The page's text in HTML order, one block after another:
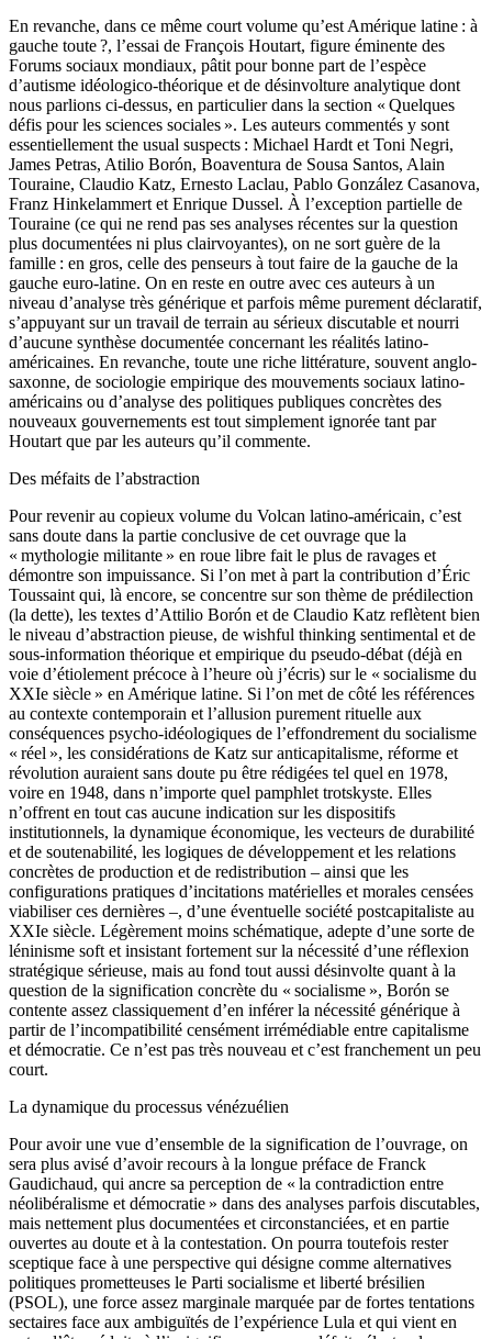
En revanche, dans ce même court volume qu’est Amérique latine : à
gauche toute ?, l’essai de François Houtart, figure éminente des
Forums sociaux mondiaux, pâtit pour bonne part de l’espèce
d’autisme idéologico-théorique et de désinvolture analytique dont
nous parlions ci-dessus, en particulier dans la section « Quelques
défis pour les sciences sociales ». Les auteurs commentés y sont
essentiellement the usual suspects : Michael Hardt et Toni Negri,
James Petras, Atilio Borón, Boaventura de Sousa Santos, Alain
Touraine, Claudio Katz, Ernesto Laclau, Pablo González Casanova,
Franz Hinkelammert et Enrique Dussel. À l’exception partielle de
Touraine (ce qui ne rend pas ses analyses récentes sur la question
plus documentées ni plus clairvoyantes), on ne sort guère de la
famille : en gros, celle des penseurs à tout faire de la gauche de la
gauche euro-latine. On en reste en outre avec ces auteurs à un
niveau d’analyse très générique et parfois même purement déclaratif,
s’appuyant sur un travail de terrain au sérieux discutable et nourri
d’aucune synthèse documentée concernant les réalités latino-
américaines. En revanche, toute une riche littérature, souvent anglo-
saxonne, de sociologie empirique des mouvements sociaux latino-
américains ou d’analyse des politiques publiques concrètes des
nouveaux gouvernements est tout simplement ignorée tant par
Houtart que par les auteurs qu’il commente.
Des méfaits de l’abstraction
Pour revenir au copieux volume du Volcan latino-américain, c’est
sans doute dans la partie conclusive de cet ouvrage que la
« mythologie militante » en roue libre fait le plus de ravages et
démontre son impuissance. Si l’on met à part la contribution d’Éric
Toussaint qui, là encore, se concentre sur son thème de prédilection
(la dette), les textes d’Attilio Borón et de Claudio Katz reflètent bien
le niveau d’abstraction pieuse, de wishful thinking sentimental et de
sous-information théorique et empirique du pseudo-débat (déjà en
voie d’étiolement précoce à l’heure où j’écris) sur le « socialisme du
XXIe siècle » en Amérique latine. Si l’on met de côté les références
au contexte contemporain et l’allusion purement rituelle aux
conséquences psycho-idéologiques de l’effondrement du socialisme
« réel », les considérations de Katz sur anticapitalisme, réforme et
révolution auraient sans doute pu être rédigées tel quel en 1978,
voire en 1948, dans n’importe quel pamphlet trotskyste. Elles
n’offrent en tout cas aucune indication sur les dispositifs
institutionnels, la dynamique économique, les vecteurs de durabilité
et de soutenabilité, les logiques de développement et les relations
concrètes de production et de redistribution – ainsi que les
configurations pratiques d’incitations matérielles et morales censées
viabiliser ces dernières –, d’une éventuelle société postcapitaliste au
XXIe siècle. Légèrement moins schématique, adepte d’une sorte de
léninisme soft et insistant fortement sur la nécessité d’une réflexion
stratégique sérieuse, mais au fond tout aussi désinvolte quant à la
question de la signification concrète du « socialisme », Borón se
contente assez classiquement d’en inférer la nécessité générique à
partir de l’incompatibilité censément irrémédiable entre capitalisme
et démocratie. Ce n’est pas très nouveau et c’est franchement un peu
court.
La dynamique du processus vénézuélien
Pour avoir une vue d’ensemble de la signification de l’ouvrage, on
sera plus avisé d’avoir recours à la longue préface de Franck
Gaudichaud, qui ancre sa perception de « la contradiction entre
néolibéralisme et démocratie » dans des analyses parfois discutables,
mais nettement plus documentées et circonstanciées, et en partie
ouvertes au doute et à la contestation. On pourra toutefois rester
sceptique face à une perspective qui désigne comme alternatives
politiques prometteuses le Parti socialisme et liberté brésilien
(PSOL), une force assez marginale marquée par de fortes tentations
sectaires face aux ambiguïtés de l’expérience Lula et qui vient en